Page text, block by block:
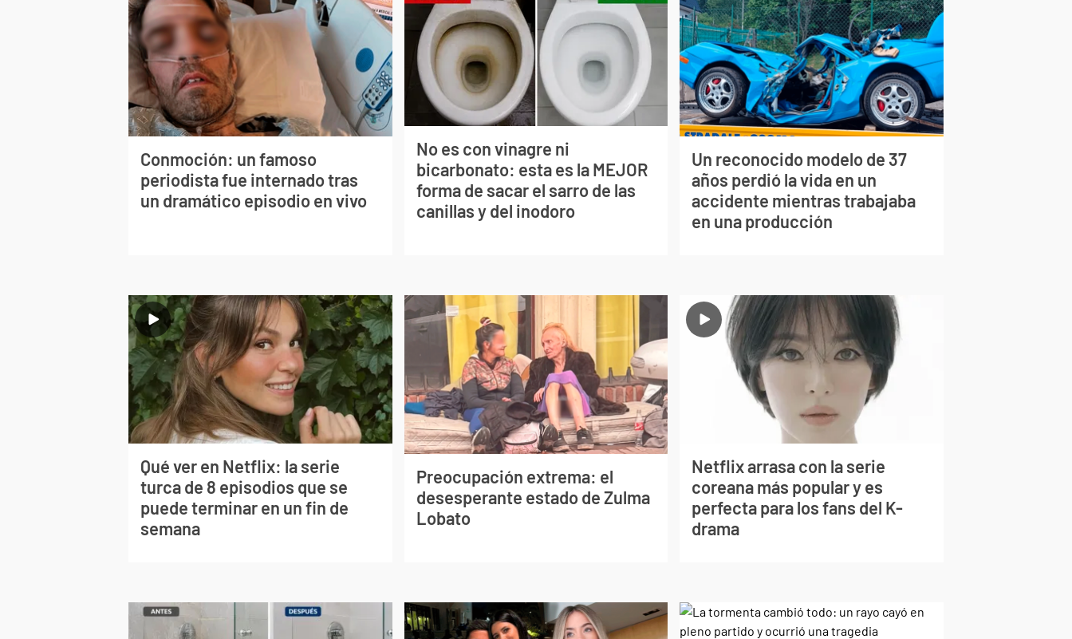
Conmoción: un famoso
periodista fue internado tras
un dramático episodio en vivo
No es con vinagre ni
bicarbonato: esta es la MEJOR
forma de sacar el sarro de las
canillas y del inodoro
Un reconocido modelo de 37
años perdió la vida en un
accidente mientras trabajaba
en una producción
Qué ver en Netflix: la serie
turca de 8 episodios que se
puede terminar en un fin de
semana
Preocupación extrema: el
desesperante estado de Zulma
Lobato
Netflix arrasa con la serie
coreana más popular y es
perfecta para los fans del K-
drama